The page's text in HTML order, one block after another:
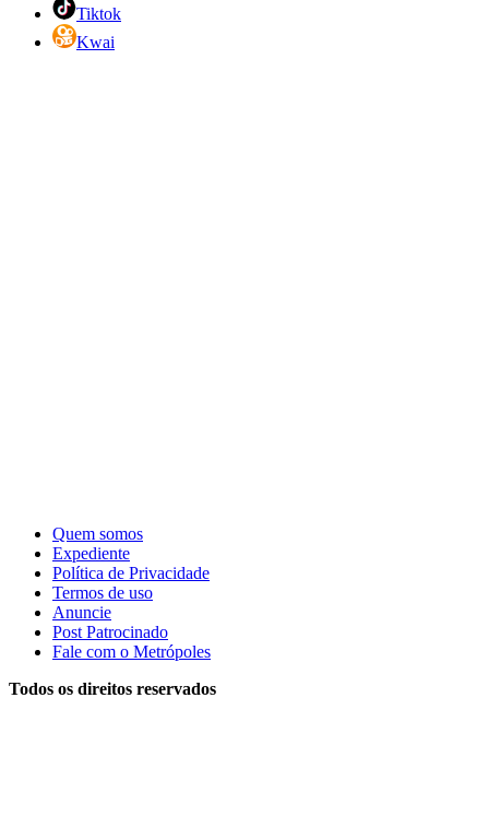
Tiktok
Kwai
Quem somos
Expediente
Política de Privacidade
Termos de uso
Anuncie
Post Patrocinado
Fale com o Metrópoles
Todos os direitos reservados